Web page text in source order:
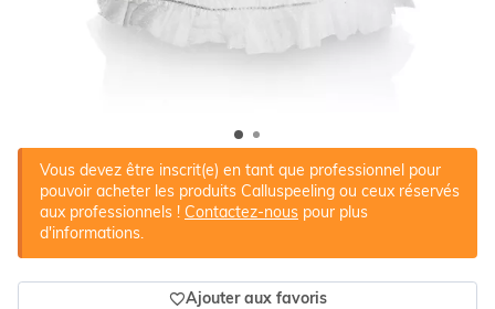
Vous devez être inscrit(e) en tant que professionnel pour
pouvoir acheter les produits Calluspeeling ou ceux réservés
aux professionnels ! Contactez-nous pour plus
d'informations.
Ajouter aux favoris